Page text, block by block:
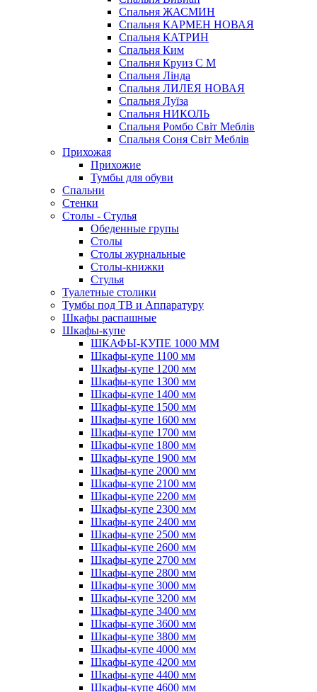
Спальня ЖАСМИН
Спальня КАРМЕН НОВАЯ
Спальня КАТРИН
Спальня Ким
Спальня Круиз С М
Спальня Лінда
Спальня ЛИЛЕЯ НОВАЯ
Спальня Луїза
Спальня НИКОЛЬ
Спальня Ромбо Світ Меблів
Спальня Соня Світ Меблів
Прихожая
Прихожие
Тумбы для обуви
Спальни
Стенки
Столы - Стулья
Обеденные групы
Столы
Столы журнальные
Столы-книжки
Стулья
Туалетные столики
Тумбы под ТВ и Аппаратуру
Шкафы распашные
Шкафы-купе
ШКАФЫ-КУПЕ 1000 ММ
Шкафы-купе 1100 мм
Шкафы-купе 1200 мм
Шкафы-купе 1300 мм
Шкафы-купе 1400 мм
Шкафы-купе 1500 мм
Шкафы-купе 1600 мм
Шкафы-купе 1700 мм
Шкафы-купе 1800 мм
Шкафы-купе 1900 мм
Шкафы-купе 2000 мм
Шкафы-купе 2100 мм
Шкафы-купе 2200 мм
Шкафы-купе 2300 мм
Шкафы-купе 2400 мм
Шкафы-купе 2500 мм
Шкафы-купе 2600 мм
Шкафы-купе 2700 мм
Шкафы-купе 2800 мм
Шкафы-купе 3000 мм
Шкафы-купе 3200 мм
Шкафы-купе 3400 мм
Шкафы-купе 3600 мм
Шкафы-купе 3800 мм
Шкафы-купе 4000 мм
Шкафы-купе 4200 мм
Шкафы-купе 4400 мм
Шкафы-купе 4600 мм